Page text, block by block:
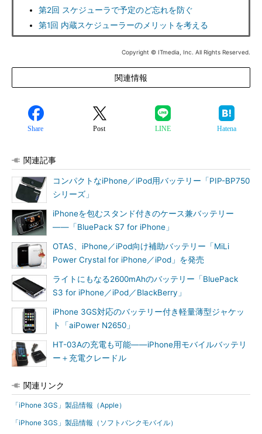
第2回 スケジューラで予定のど忘れを防ぐ
第1回 内蔵スケジューラーのメリットを考える
Copyright © ITmedia, Inc. All Rights Reserved.
関連情報
Share Post LINE Hatena
関連記事
コンパクトなiPhone／iPod用バッテリー「PIP-BP750
シリーズ」
iPhoneを包むスタンド付きのケース兼バッテリー
――「BluePack S7 for iPhone」
OTAS、iPhone／iPod向け補助バッテリー「MiLi
Power Crystal for iPhone／iPod」を発売
ライトにもなる2600mAhのバッテリー「BluePack
S3 for iPhone／iPod／BlackBerry」
iPhone 3GS対応のバッテリー付き軽量薄型ジャケッ
ト「aiPower N2650」
HT-03Aの充電も可能――iPhone用モバイルバッテリ
ー＋充電クレードル
関連リンク
「iPhone 3GS」製品情報（Apple）
「iPhone 3GS」製品情報（ソフトバンクモバイル）